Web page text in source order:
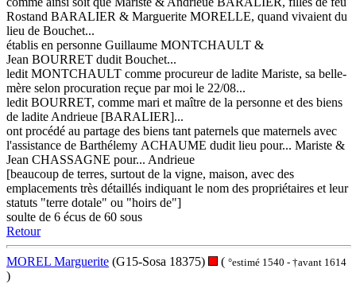
Rostand BARALIER & Marguerite MORELLE, quand vivaient du
lieu de Bouchet...
établis en personne Guillaume MONTCHAULT &
Jean BOURRET dudit Bouchet...
ledit MONTCHAULT comme procureur de ladite Mariste, sa belle-
mère selon procuration reçue par moi le 22/08...
ledit BOURRET, comme mari et maître de la personne et des biens
de ladite Andrieue [BARALIER]...
ont procédé au partage des biens tant paternels que maternels avec
l'assistance de Barthélemy ACHAUME dudit lieu pour... Mariste &
Jean CHASSAGNE pour... Andrieue
[beaucoup de terres, surtout de la vigne, maison, avec des
emplacements très détaillés indiquant le nom des propriétaires et leur
statuts "terre dotale" ou "hoirs de"]
soulte de 6 écus de 60 sous
Retour
MOREL Marguerite (G15-Sosa 18375) ( °estimé 1540 - †avant 1614
)